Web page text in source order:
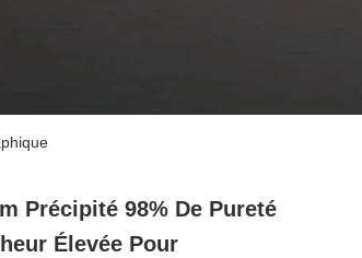
Précipité 98% De Pureté
Élevée Pour